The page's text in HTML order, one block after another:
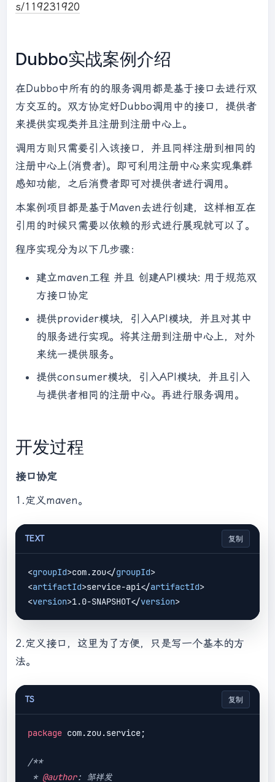
s/119231920
Dubbo实战案例介绍
在Dubbo中所有的的服务调用都是基于接口去进行双
方交互的。双方协定好Dubbo调用中的接口，提供者
来提供实现类并且注册到注册中心上。
调用方则只需要引入该接口，并且同样注册到相同的
注册中心上(消费者)。即可利用注册中心来实现集群
感知功能，之后消费者即可对提供者进行调用。
本案例项目都是基于Maven去进行创建，这样相互在
引用的时候只需要以依赖的形式进行展现就可以了。
程序实现分为以下几步骤：
建立maven工程 并且 创建API模块: 用于规范双
方接口协定
提供provider模块，引入API模块，并且对其中
的服务进行实现。将其注册到注册中心上，对外
来统一提供服务。
提供consumer模块，引入API模块，并且引入
与提供者相同的注册中心。再进行服务调用。
开发过程
接口协定
1.定义maven。
TEXT 复制
<groupId>com.zou</groupId>
<artifactId>service-api</artifactId>
<version>1.0-SNAPSHOT</version>
2.定义接口，这里为了方便，只是写一个基本的方
法。
TS 复制
package com.zou.service;
/**
* @author: 邹祥发